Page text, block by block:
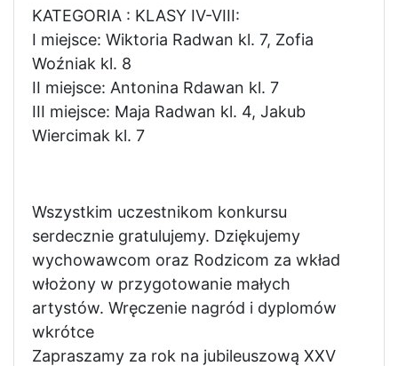
KATEGORIA : KLASY IV-VIII:
I miejsce: Wiktoria Radwan kl. 7, Zofia
Woźniak kl. 8
II miejsce: Antonina Rdawan kl. 7
III miejsce: Maja Radwan kl. 4, Jakub
Wiercimak kl. 7
Wszystkim uczestnikom konkursu
serdecznie gratulujemy. Dziękujemy
wychowawcom oraz Rodzicom za wkład
włożony w przygotowanie małych
artystów. Wręczenie nagród i dyplomów
wkrótce
Zapraszamy za rok na jubileuszową XXV